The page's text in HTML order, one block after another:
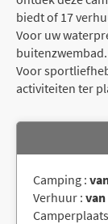
biedt of 17
Voor uw
Voor
activiteiten ter
Camping :
Verhuur : van